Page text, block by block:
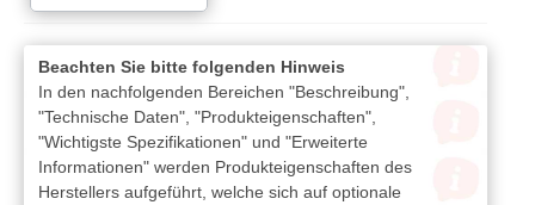
Beachten Sie bitte folgenden Hinweis
In den nachfolgenden Bereichen "Beschreibung",
"Technische Daten", "Produkteigenschaften",
"Wichtigste Spezifikationen" und "Erweiterte
Informationen" werden Produkteigenschaften des
Herstellers aufgeführt, welche sich auf optionale